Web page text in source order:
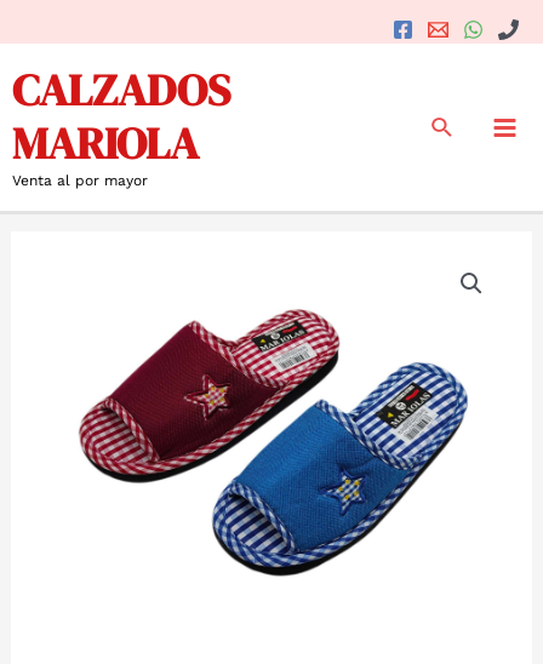
al
contenido
CALZADOS
MARIOLA
Venta al por mayor
Buscar